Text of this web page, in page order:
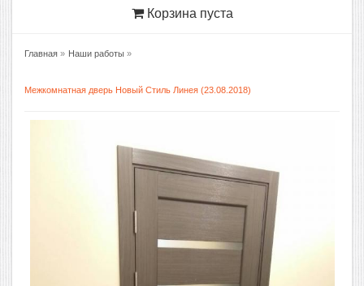
Корзина пуста
Главная » Наши работы »
Межкомнатная дверь Новый Стиль Линея (23.08.2018)